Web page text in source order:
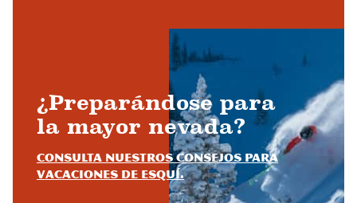
¿Preparándose para
la mayor nevada?
Consulta nuestros consejos para
vacaciones de esquí.